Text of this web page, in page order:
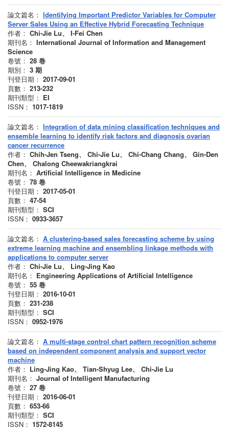
論文篇名： Identifying Important Predictor Variables for Computer
Server Sales Using an Effective Hybrid Forecasting Technique
作者： Chi-Jie Lu、 I-Fei Chen
期刊名： International Journal of Information and Management
Science
卷號： 28 卷
期別： 3 期
刊登日期： 2017-09-01
頁數： 213-232
期刊類型： EI
ISSN： 1017-1819
論文篇名： Integration of data mining classification techniques and
ensemble learning to identify risk factors and diagnosis ovarian
cancer recurrence
作者： Chih-Jen Tseng、 Chi-Jie Lu、 Chi-Chang Chang、 Gin-Den
Chen、 Chalong Cheewakriangkrai
期刊名： Artificial Intelligence in Medicine
卷號： 78 卷
刊登日期： 2017-05-01
頁數： 47-54
期刊類型： SCI
ISSN： 0933-3657
論文篇名： A clustering-based sales forecasting scheme by using
extreme learning machine and ensembling linkage methods with
applications to computer server
作者： Chi-Jie Lu、 Ling-Jing Kao
期刊名： Engineering Applications of Artificial Intelligence
卷號： 55 卷
刊登日期： 2016-10-01
頁數： 231-238
期刊類型： SCI
ISSN： 0952-1976
論文篇名： A multi-stage control chart pattern recognition scheme
based on independent component analysis and support vector
machine
作者： Ling-Jing Kao、 Tian-Shyug Lee、 Chi-Jie Lu
期刊名： Journal of Intelligent Manufacturing
卷號： 27 卷
刊登日期： 2016-06-01
頁數： 653-66
期刊類型： SCI
ISSN： 1572-8145